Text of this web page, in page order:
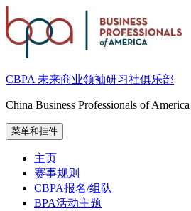
至
内
CBPA 未来商业领袖研习社俱乐部
China Business Professionals of America
菜单和挂件
主页
赛事规则
CBPA报名/组队
BPA活动主题